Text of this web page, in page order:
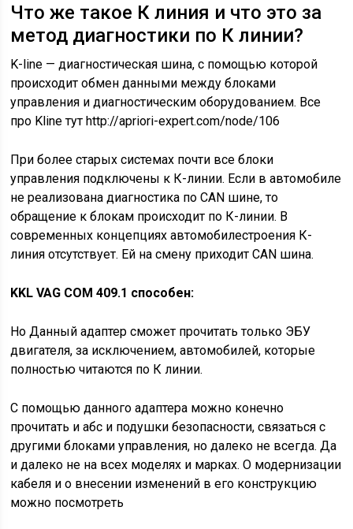
Что же такое К линия и что это за
метод диагностики по К линии?
K-line — диагностическая шина, с помощью которой
происходит обмен данными между блоками
управления и диагностическим оборудованием. Все
про Kline тут http://apriori-expert.com/node/106
При более старых системах почти все блоки
управления подключены к К-линии. Если в автомобиле
не реализована диагностика по CAN шине, то
обращение к блокам происходит по К-линии. В
современных концепциях автомобилестроения К-
линия отсутствует. Ей на смену приходит CAN шина.
KKL VAG COM 409.1 способен:
Но Данный адаптер сможет прочитать только ЭБУ
двигателя, за исключением, автомобилей, которые
полностью читаются по К линии.
С помощью данного адаптера можно конечно
прочитать и абс и подушки безопасности, связаться с
другими блоками управления, но далеко не всегда. Да
и далеко не на всех моделях и марках. О модернизации
кабеля и о внесении изменений в его конструкцию
можно посмотреть